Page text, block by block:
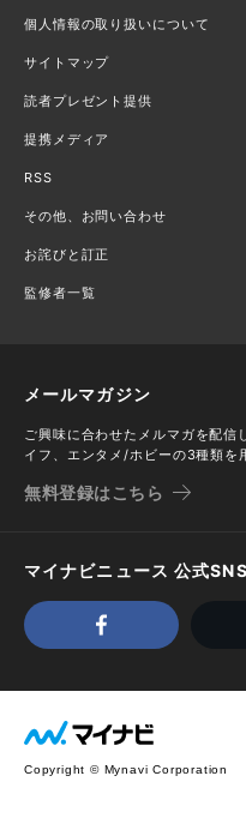
個人情報の取り扱いについて
サイトマップ
読者プレゼント提供
提携メディア
RSS
その他、お問い合わせ
お詫びと訂正
監修者一覧
メールマガジン
ご興味に合わせたメルマガを配信
イフ、エンタメ/ホビーの3種類を
無料登録はこちら
マイナビニュース 公式SNS
Copyright © Mynavi Corporation